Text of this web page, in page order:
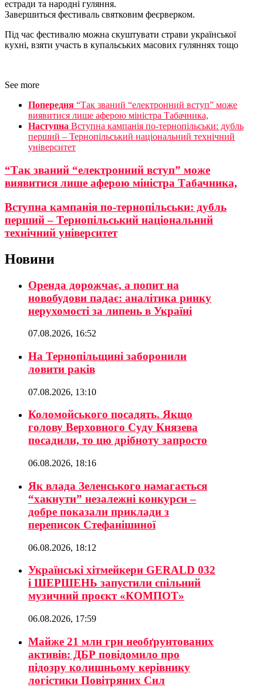
естради та народні гуляння.
Завершиться фестиваль святковим феєрверком.
Під час фестивалю можна скуштувати страви української
кухні, взяти участь в купальських масових гуляннях тощо
See more
Попередня “Так званий “електронний вступ” може
виявитися лише аферою міністра Табачника,
Наступна Вступна кампанія по-тернопільськи: дубль
перший – Тернопільський національний технічний
університет
“Так званий “електронний вступ” може
виявитися лише аферою міністра Табачника,
Вступна кампанія по-тернопільськи: дубль
перший – Тернопільський національний
технічний університет
Новини
Оренда дорожчає, а попит на
новобудови падає: аналітика ринку
нерухомості за липень в Україні
07.08.2026, 16:52
На Тернопільщині заборонили
ловити раків
07.08.2026, 13:10
Коломойського посадять. Якщо
голову Верховного Суду Князева
посадили, то цю дрібноту запросто
06.08.2026, 18:16
Як влада Зеленського намагається
“хакнути” незалежні конкурси –
добре показали приклади з
переписок Стефанішиної
06.08.2026, 18:12
Українські хітмейкери GERALD 032
і ШЕРШЕНЬ запустили спільний
музичний проєкт «КОМПОТ»
06.08.2026, 17:59
Майже 21 млн грн необґрунтованих
активів: ДБР повідомило про
підозру колишньому керівнику
логістики Повітряних Сил